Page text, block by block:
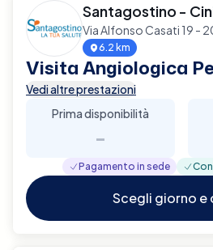
Santagostino -
Via Alfonso Casati 19 -
6.2 km
Visita Angiologica
Vedi altre prestazioni
Prima disponibilità
-
Pagamento in sede
Scegli giorno e